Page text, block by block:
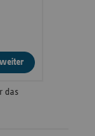
weiter
das